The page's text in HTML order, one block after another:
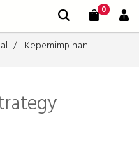
0
Kepemimpinan